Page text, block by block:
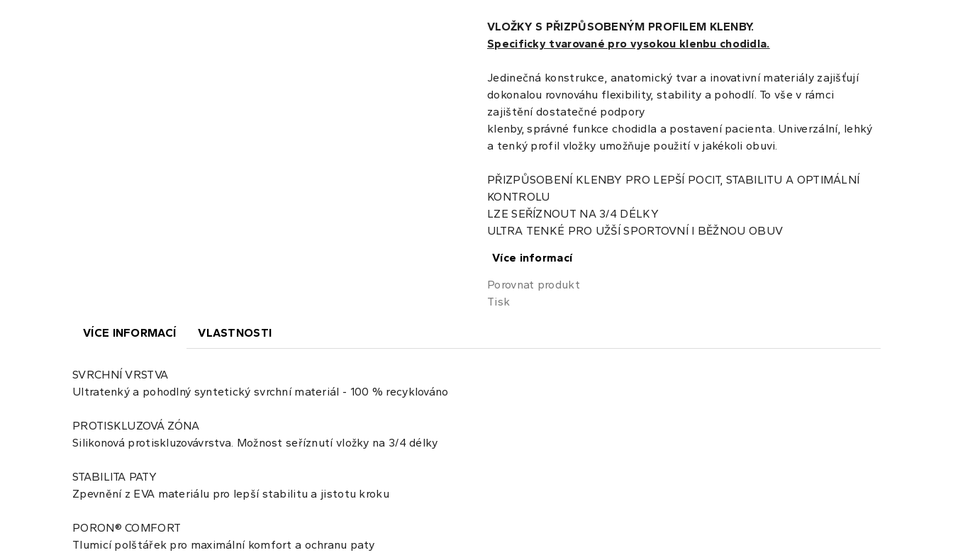
VLOŽKY S PŘIZPŮSOBENÝM PROFILEM KLENBY.
Specificky tvarované pro vysokou klenbu chodidla.
Jedinečná konstrukce, anatomický tvar a inovativní materiály zajišťují
dokonalou rovnováhu flexibility, stability a pohodlí. To vše v rámci
zajištění dostatečné podpory
klenby, správné funkce chodidla a postavení pacienta. Univerzální, lehký
a tenký profil vložky umožňuje použití v jakékoli obuvi.
PŘIZPŮSOBENÍ KLENBY PRO LEPŠÍ POCIT, STABILITU A OPTIMÁLNÍ
KONTROLU
LZE SEŘÍZNOUT NA 3/4 DÉLKY
ULTRA TENKÉ PRO UŽŠÍ SPORTOVNÍ I BĚŽNOU OBUV
Více informací
Porovnat produkt
Tisk
VÍCE INFORMACÍ VLASTNOSTI
SVRCHNÍ VRSTVA
Ultratenký a pohodlný syntetický svrchní materiál - 100 % recyklováno
PROTISKLUZOVÁ ZÓNA
Silikonová protiskluzovávrstva. Možnost seříznutí vložky na 3/4 délky
STABILITA PATY
Zpevnění z EVA materiálu pro lepší stabilitu a jistotu kroku
PORON® COMFORT
Tlumicí polštářek pro maximální komfort a ochranu paty